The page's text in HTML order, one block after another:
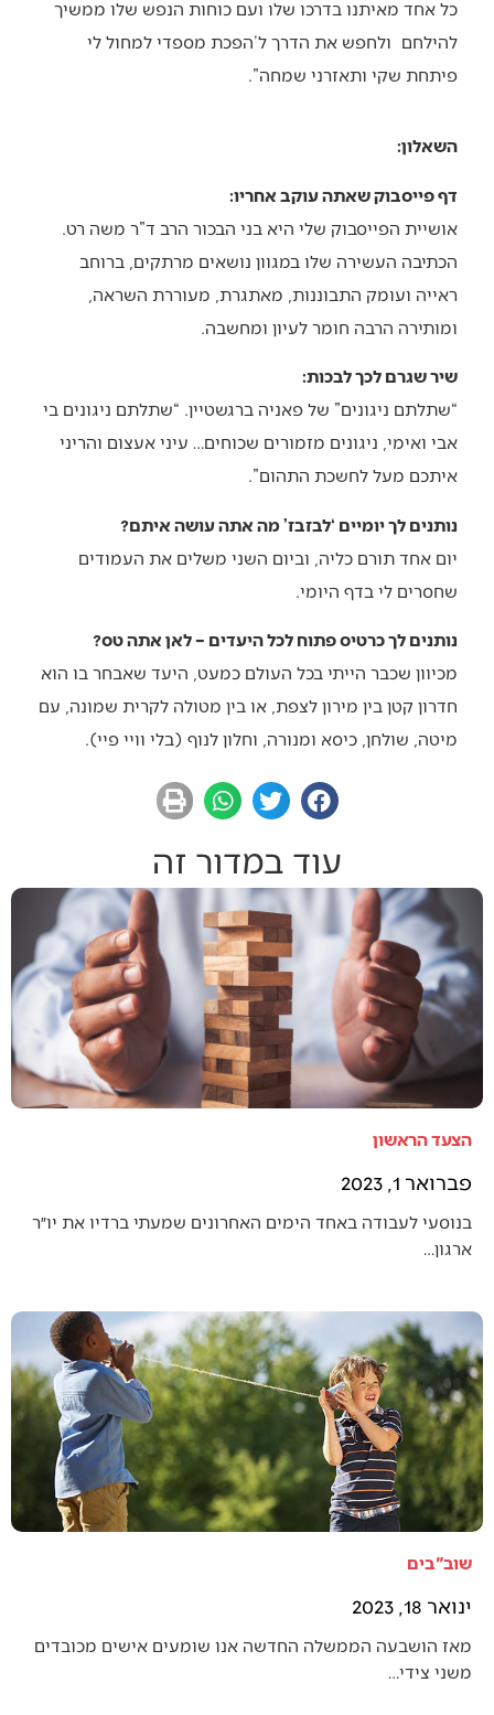
כל אחד מאיתנו בדרכו שלו ועם כוחות הנפש שלו ממשיך
להילחם ולחפש את הדרך ל’הפכת מספדי למחול לי
פיתחת שקי ותאזרני שמחה”.
השאלון:
דף פייסבוק שאתה עוקב אחריו:
אושיית הפייסבוק שלי היא בני הבכור הרב ד”ר משה רט.
הכתיבה העשירה שלו במגוון נושאים מרתקים, ברוחב
ראייה ועומק התבוננות, מאתגרת, מעוררת השראה,
ומותירה הרבה חומר לעיון ומחשבה.
שיר שגרם לכך לבכות:
“שתלתם ניגונים” של פאניה ברגשטיין. “שתלתם ניגונים בי
אבי ואימי, ניגונים מזמורים שכוחים… עיני אעצום והריני
איתכם מעל לחשכת התהום”.
נותנים לך יומיים ‘לבזבז’ מה אתה עושה איתם?
יום אחד תורם כליה, וביום השני משלים את העמודים
שחסרים לי בדף היומי.
נותנים לך כרטיס פתוח לכל היעדים – לאן אתה טס?
מכיוון שכבר הייתי בכל העולם כמעט, היעד שאבחר בו הוא
חדרון קטן בין מירון לצפת, או בין מטולה לקרית שמונה, עם
מיטה, שולחן, כיסא ומנורה, וחלון לנוף (בלי וויי פיי).
עוד במדור זה
הצעד הראשון
פברואר 1, 2023
בנוסעי לעבודה באחד הימים האחרונים שמעתי ברדיו את יו״ר
ארגון…
שוב"בים
ינואר 18, 2023
מאז הושבעה הממשלה החדשה אנו שומעים אישים מכובדים
משני צידי…